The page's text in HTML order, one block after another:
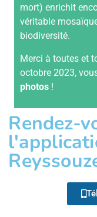
mort) enrichit
véritable
biodiversité.
Merci à toutes et
octobre 2023,
photos !
Rendez-